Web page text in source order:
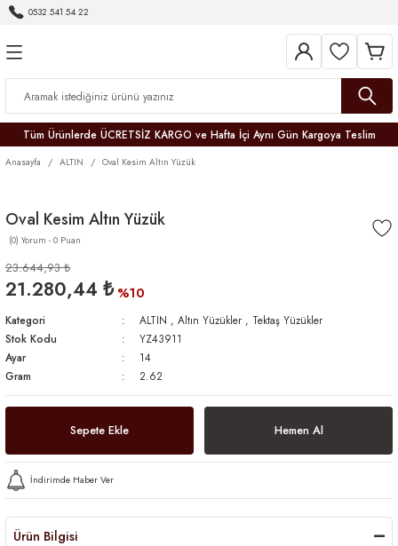
0532 541 54 22
Tüm Ürünlerde ÜCRETSİZ KARGO ve Hafta İçi Aynı Gün Kargoya Teslim
Anasayfa ALTIN Oval Kesim Altın Yüzük
Oval Kesim Altın Yüzük
(0) Yorum - 0 Puan
23.644,93 ₺
21.280,44 ₺ %10
Kategori ALTIN , Altın Yüzükler , Tektaş Yüzükler
Stok Kodu
YZ43911
Ayar
14
Gram
2.62
Sepete Ekle Hemen Al
İndirimde Haber Ver
Ürün Bilgisi